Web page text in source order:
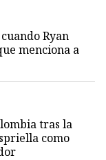
Ryan
menciona a
tras la
como